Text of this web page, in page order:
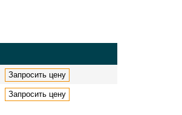
Запросить цену
Запросить цену